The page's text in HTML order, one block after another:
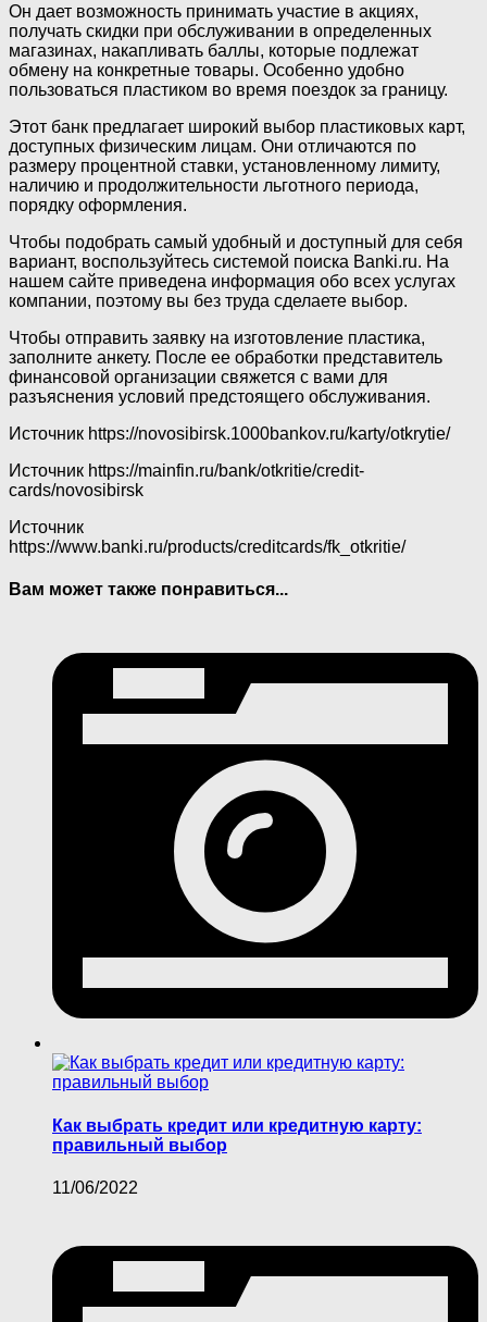
Он дает возможность принимать участие в акциях,
получать скидки при обслуживании в определенных
магазинах, накапливать баллы, которые подлежат
обмену на конкретные товары. Особенно удобно
пользоваться пластиком во время поездок за границу.
Этот банк предлагает широкий выбор пластиковых карт,
доступных физическим лицам. Они отличаются по
размеру процентной ставки, установленному лимиту,
наличию и продолжительности льготного периода,
порядку оформления.
Чтобы подобрать самый удобный и доступный для себя
вариант, воспользуйтесь системой поиска Banki.ru. На
нашем сайте приведена информация обо всех услугах
компании, поэтому вы без труда сделаете выбор.
Чтобы отправить заявку на изготовление пластика,
заполните анкету. После ее обработки представитель
финансовой организации свяжется с вами для
разъяснения условий предстоящего обслуживания.
Источник https://novosibirsk.1000bankov.ru/karty/otkrytie/
Источник https://mainfin.ru/bank/otkritie/credit-
cards/novosibirsk
Источник
https://www.banki.ru/products/creditcards/fk_otkritie/
Вам может также понравиться...
Как выбрать кредит или кредитную карту:
правильный выбор
11/06/2022